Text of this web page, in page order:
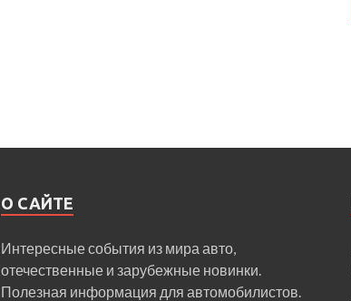
О САЙТЕ
Интересные события из мира авто,
отечественные и зарубежные новинки.
Полезная информация для автомобилистов.